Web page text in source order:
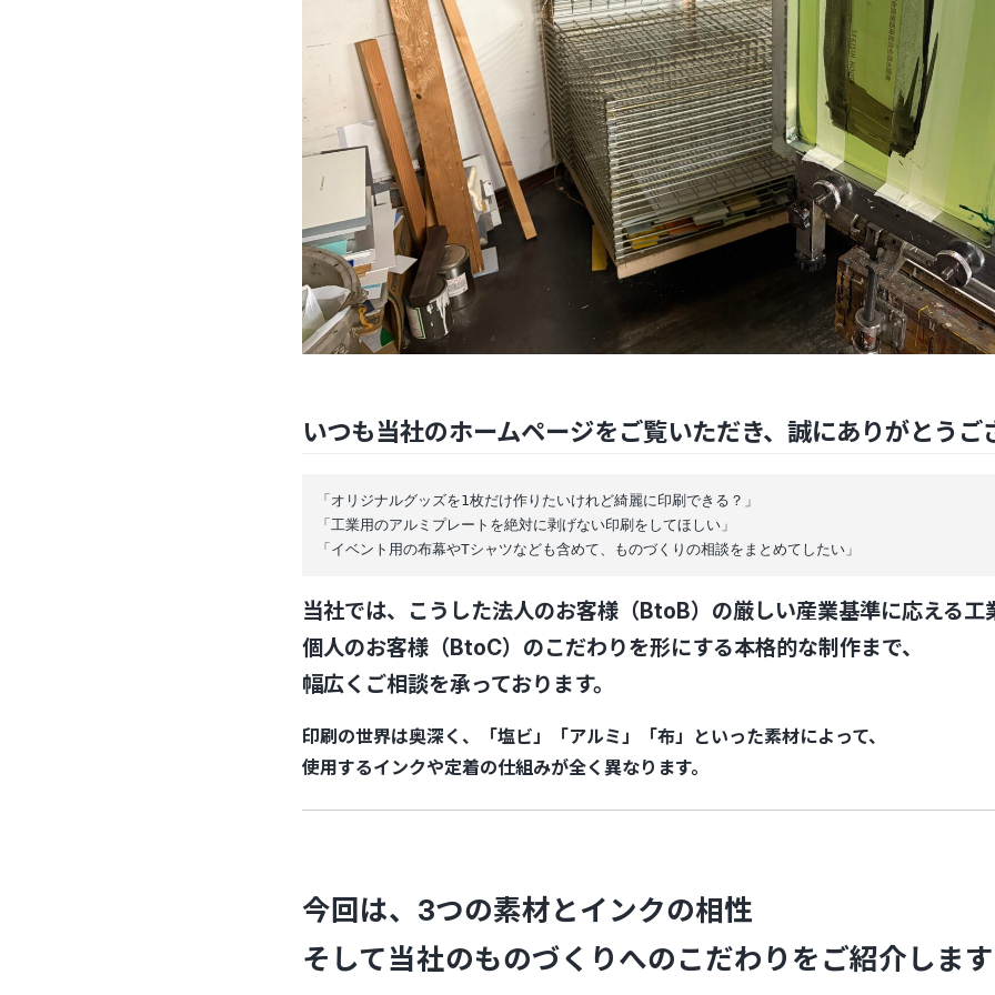
いつも当社のホームページをご覧いただき、誠にありがとうご
「オリジナルグッズを1枚だけ作りたいけれど綺麗に印刷できる？」
「工業用のアルミプレートを絶対に剥げない印刷をしてほしい」
「イベント用の布幕やTシャツなども含めて、ものづくりの相談をまとめてしたい」
当社では、こうした法人のお客様（BtoB）の厳しい産業基準に応える工
個人のお客様（BtoC）のこだわりを形にする本格的な制作まで、
幅広くご相談を承っております。
印刷の世界は奥深く、「塩ビ 」「アルミ 」「布」といった素材によって、
使用するインクや定着の仕組みが全く異なります。
今回は、3つの素材とインクの相性
そして当社のものづくりへのこだわりをご紹介します